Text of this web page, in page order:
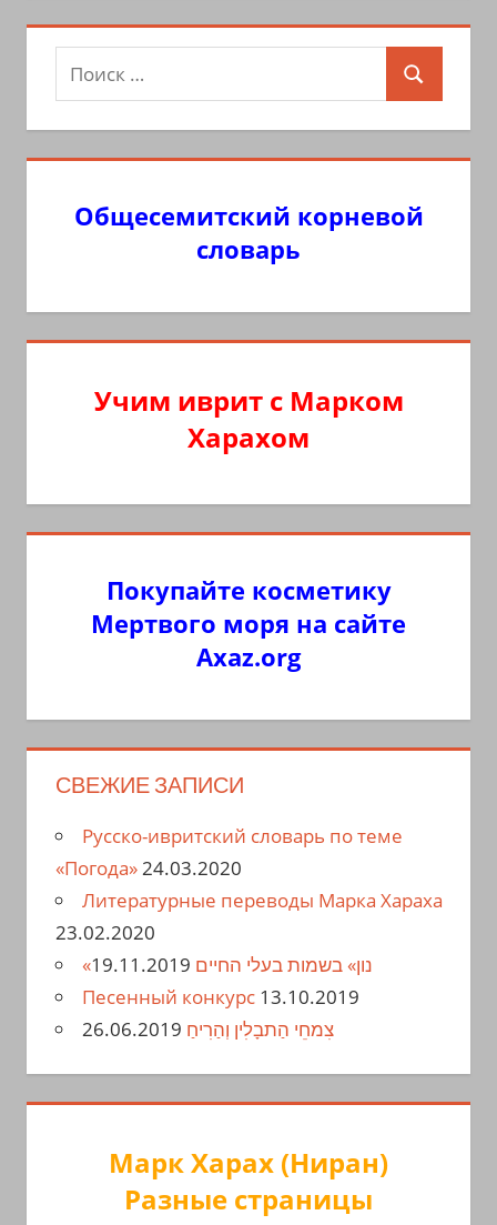
Поиск
для:
Поиск
Общесемитский корневой
словарь
Учим иврит с Марком
Харахом
Покупайте косметику
Мертвого моря на сайте
Axaz.org
СВЕЖИЕ ЗАПИСИ
Русско-ивритский словарь по теме
«Погода»24.03.2020
Литературные переводы Марка Хараха
23.02.2020
«נון» בשמות בעלי החיים 19.11.2019
Песенный конкурс 13.10.2019
צִמחֵי הַתבָלִין וְהַרִיחַ 26.06.2019
Марк Харах (Ниран)
Разные страницы